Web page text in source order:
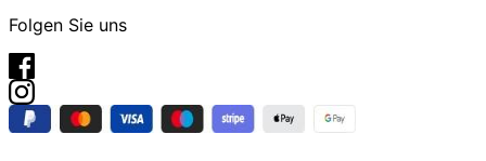
Folgen Sie uns